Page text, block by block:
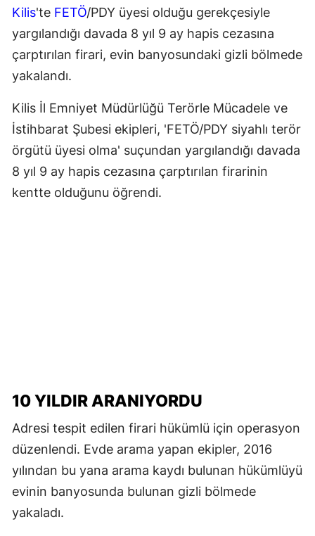
Kilis'te FETÖ/PDY üyesi olduğu gerekçesiyle
yargılandığı davada 8 yıl 9 ay hapis cezasına
çarptırılan firari, evin banyosundaki gizli bölmede
yakalandı.
Kilis İl Emniyet Müdürlüğü Terörle Mücadele ve
İstihbarat Şubesi ekipleri, 'FETÖ/PDY siyahlı terör
örgütü üyesi olma' suçundan yargılandığı davada
8 yıl 9 ay hapis cezasına çarptırılan firarinin
kentte olduğunu öğrendi.
10 YILDIR ARANIYORDU
Adresi tespit edilen firari hükümlü için operasyon
düzenlendi. Evde arama yapan ekipler, 2016
yılından bu yana arama kaydı bulunan hükümlüyü
evinin banyosunda bulunan gizli bölmede
yakaladı.